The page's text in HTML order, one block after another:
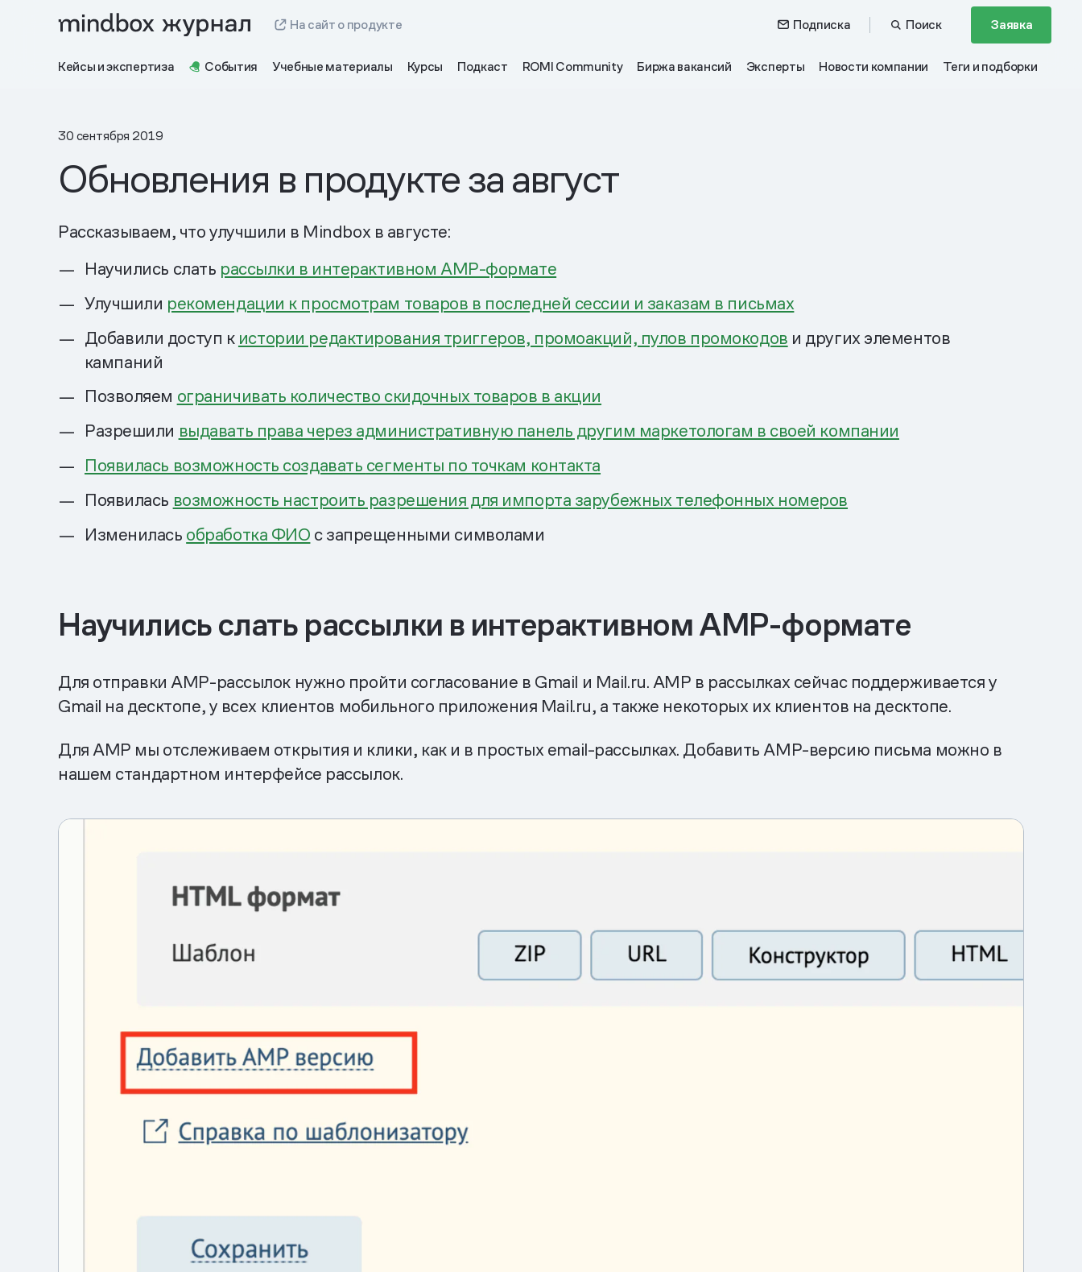
На сайт о продукте Подписка Поиск Заявка
Кейсы и экспертиза События Учебные материалы Курсы Подкаст ROMI Community Биржа вакансий Эксперты Новости компании Теги и подборки
30 сентября 2019
Обновления в продукте за август
Рассказываем, что улучшили в Mindbox в августе:
Научились слать рассылки в интерактивном AMP-формате
Улучшили рекомендации к просмотрам товаров в последней сессии и заказам в письмах
Добавили доступ к истории редактирования триггеров, промоакций, пулов промокодов и других элементов
кампаний
Позволяем ограничивать количество скидочных товаров в акции
Разрешили выдавать права через административную панель другим маркетологам в своей компании
Появилась возможность создавать сегменты по точкам контакта
Появилась возможность настроить разрешения для импорта зарубежных телефонных номеров
Изменилась обработка ФИО с запрещенными символами
Научились слать рассылки в интерактивном AMP-формате
Для отправки AMP-рассылок нужно пройти согласование в Gmail и Mail.ru. AMP в рассылках сейчас поддерживается у
Gmail на десктопе, у всех клиентов мобильного приложения Mail.ru, а также некоторых их клиентов на десктопе.
Для AMP мы отслеживаем открытия и клики, как и в простых email-рассылках. Добавить AMP-версию письма можно в
нашем стандартном интерфейсе рассылок.